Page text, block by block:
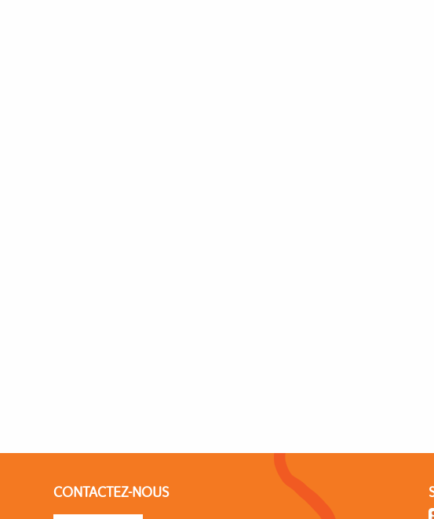
CONTACTEZ-NOUS